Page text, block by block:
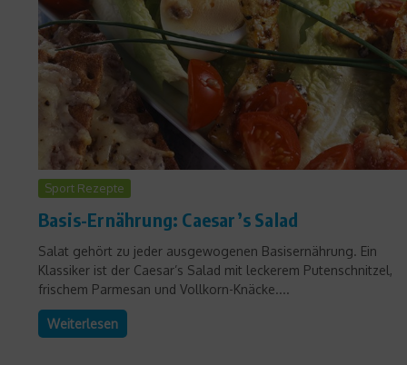
Sport Rezepte
Basis-Ernährung: Caesar’s Salad
Salat gehört zu jeder ausgewogenen Basisernährung. Ein
Klassiker ist der Caesar’s Salad mit leckerem Putenschnitzel,
frischem Parmesan und Vollkorn-Knäcke....
Weiterlesen